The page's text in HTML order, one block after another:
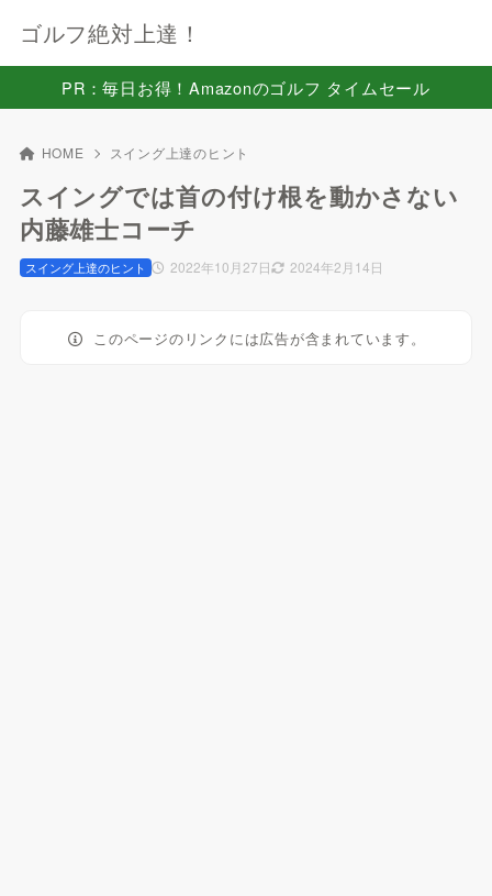
ゴルフ絶対上達！
PR：毎日お得！Amazonのゴルフ タイムセール
HOME スイング上達のヒント
スイングでは首の付け根を動かさない
内藤雄士コーチ
2022年10月27日 2024年2月14日
スイング上達のヒント
このページのリンクには広告が含まれています。